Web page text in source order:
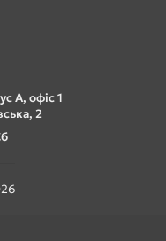
А, офіс 1
2